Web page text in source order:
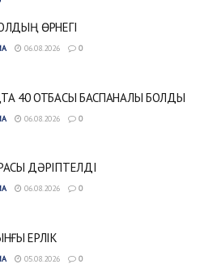
ӨРНЕГІ
06.08.2026 0
40 ОТБАСЫ БАСПАНАЛЫ БОЛДЫ
06.08.2026 0
ДӘРІПТЕЛДІ
06.08.2026 0
ЕРЛІК
05.08.2026 0